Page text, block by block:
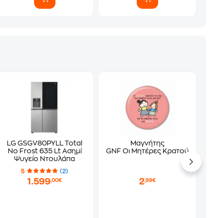
LG GSGV80PYLL Total
No Frost 635 Lt Ασημί
Ψυγείο Ντουλάπα
5 (2)
1.599,00€
Μαγνήτης
GNF Οι Μητέρες Κρατούν Το
2,99€